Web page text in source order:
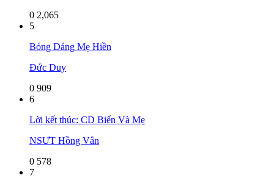
0 2,065
5
Bóng Dáng Mẹ Hiền
Đức Duy
0 909
6
Lời kết thúc: CD Biển Và Mẹ
NSƯT Hồng Vân
0 578
7